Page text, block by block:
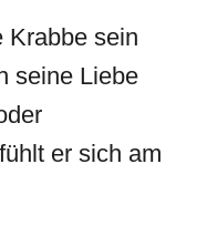
Krabbe sein
seine Liebe
er sich am